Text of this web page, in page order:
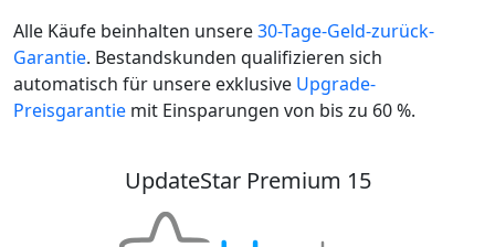
Alle Käufe beinhalten unsere30-Tage-Geld-zurück-
Garantie. Bestandskunden qualifizieren sich
automatisch für unsere exklusive Upgrade-
Preisgarantie mit Einsparungen von bis zu 60 %.
UpdateStar Premium 15